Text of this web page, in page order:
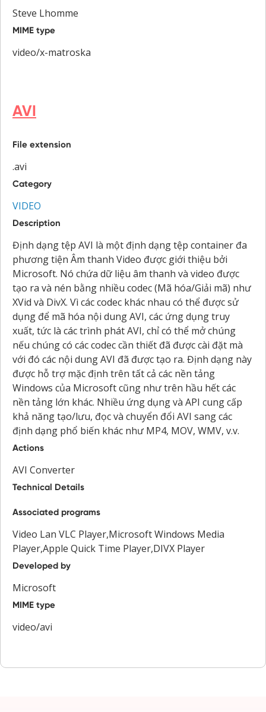
Steve Lhomme
MIME type
video/x-matroska
AVI
File extension
.avi
Category
VIDEO
Description
Định dạng tệp AVI là một định dạng tệp container đa
phương tiện Âm thanh Video được giới thiệu bởi
Microsoft. Nó chứa dữ liệu âm thanh và video được
tạo ra và nén bằng nhiều codec (Mã hóa/Giải mã) như
XVid và DivX. Vì các codec khác nhau có thể được sử
dụng để mã hóa nội dung AVI, các ứng dụng truy
xuất, tức là các trình phát AVI, chỉ có thể mở chúng
nếu chúng có các codec cần thiết đã được cài đặt mà
với đó các nội dung AVI đã được tạo ra. Định dạng này
được hỗ trợ mặc định trên tất cả các nền tảng
Windows của Microsoft cũng như trên hầu hết các
nền tảng lớn khác. Nhiều ứng dụng và API cung cấp
khả năng tạo/lưu, đọc và chuyển đổi AVI sang các
định dạng phổ biến khác như MP4, MOV, WMV, v.v.
Actions
AVI Converter
Technical Details
Associated programs
Video Lan VLC Player,Microsoft Windows Media
Player,Apple Quick Time Player,DIVX Player
Developed by
Microsoft
MIME type
video/avi